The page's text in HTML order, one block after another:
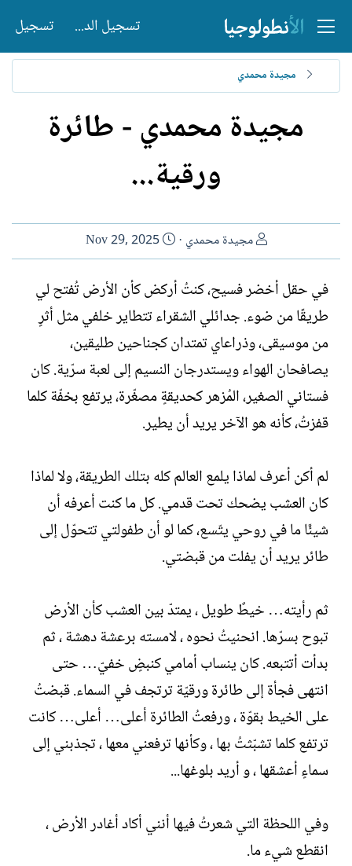
تسجيل الدخول تسجيل
مجيدة محمدي
مجيدة محمدي - طائرة
ورقية...
ا
ل
ا
ت
ب
مجيدة محمدي
ت
ا
ي
خ
ل
إ
ا
Nov 29, 2025
في حقل أخضر فسيح، كنتُ أركض كأن الأرض تُفتح لي
طريقًا من ضوء. جدائلي الشقراء تتطاير خلفي مثل أثرٍ
من موسيقى، وذراعاي تمتدان كجناحين طليقين،
يصافحان الهواء ويستدرجان النسيم إلى لعبة سرّية. كان
فستاني الصغير، المُزهر كحديقةٍ مصغّرة، يرتفع بخفّة كلما
قفزتُ، كأنه هو الآخر يريد أن يطير.
لم أكن أعرف لماذا يلمع العالم كله بتلك الطريقة، ولا لماذا
كان العشب يضحك تحت قدمي. كل ما كنت أعرفه أن
شيئًا ما في روحي يتّسع، كما لو أن طفولتي تتحوّل إلى
طائر يريد أن يفلت من قبضتي.
ثم رأيته… خيطٌ طويل ، يمتدّ بين العشب كأن الأرض
تبوح بسرّها. انحنيتُ نحوه ، لامسته برعشة دهشة ، ثم
بدأت أتتبعه. كان ينساب أمامي كنبضٍ خفيّ… حتى
انتهى فجأة إلى طائرة ورقيّة ترتجف في السماء. قبضتُ
على الخيط بقوّة ، ورفعتُ الطائرة أعلى… أعلى… كانت
ترتفع كلما تشبّثتُ بها ، وكأنها ترفعني معها ، تجذبني إلى
سماءٍ أعشقها ، و أريد بلوغها...
وفي اللحظة التي شعرتُ فيها أنني أكاد أغادر الأرض ،
انقطع شيء ما.